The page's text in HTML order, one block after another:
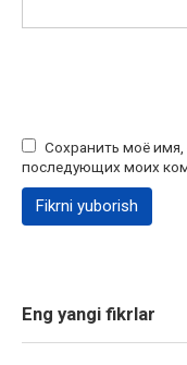
Сохранить моё имя,
последующих моих
Eng yangi fikrlar